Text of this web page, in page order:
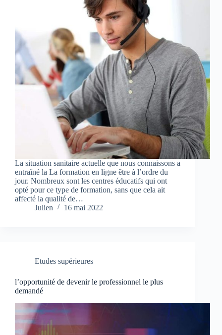
La situation sanitaire actuelle que nous connaissons a
entraîné la La formation en ligne être à l’ordre du
jour. Nombreux sont les centres éducatifs qui ont
opté pour ce type de formation, sans que cela ait
affecté la qualité de…
Julien
16 mai 2022
Etudes supérieures
l’opportunité de devenir le professionnel le plus
demandé